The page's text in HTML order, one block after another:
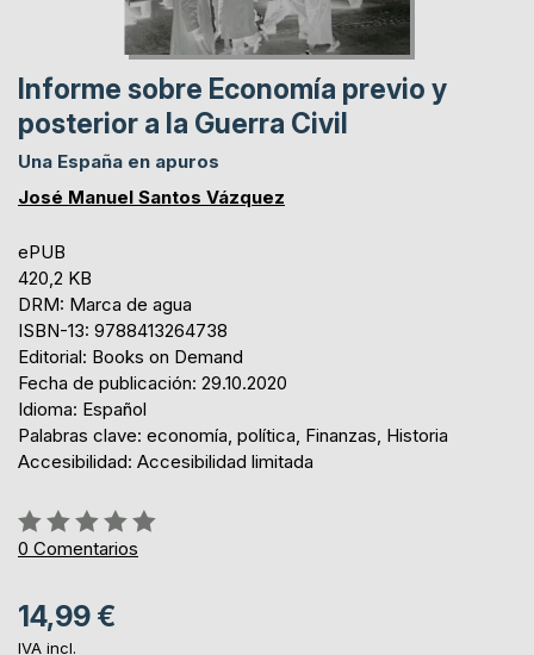
Informe sobre Economía previo y
posterior a la Guerra Civil
Una España en apuros
José Manuel Santos Vázquez
ePUB
420,2 KB
DRM: Marca de agua
ISBN-13: 9788413264738
Editorial: Books on Demand
Fecha de publicación: 29.10.2020
Idioma: Español
Palabras clave: economía, política, Finanzas, Historia
Accesibilidad: Accesibilidad limitada
Rating:
0%
0 Comentarios
14,99 €
IVA incl.